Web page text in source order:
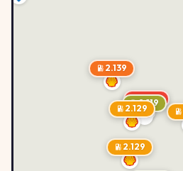
2.149
2.119
2.129
2.129
2.139